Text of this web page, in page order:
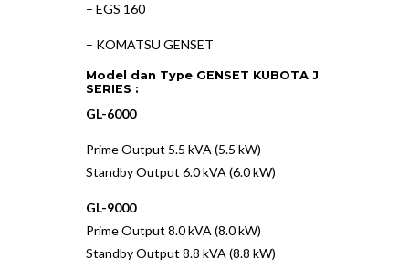
– EGS 160
– KOMATSU GENSET
Model dan Type GENSET KUBOTA J
SERIES :
GL-6000
Prime Output 5.5 kVA (5.5 kW)
Standby Output 6.0 kVA (6.0 kW)
GL-9000
Prime Output 8.0 kVA (8.0 kW)
Standby Output 8.8 kVA (8.8 kW)